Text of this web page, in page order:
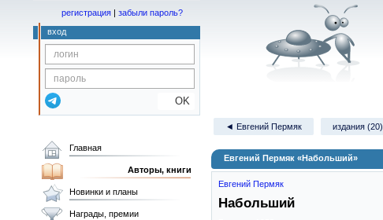
регистрация | забыли пароль?
вход
OK
◄ Евгений Пермяк издания (20)
Евгений Пермяк «Набольший»
Евгений Пермяк
Набольший
Главная
Авторы, книги
Новинки и планы
Награды, премии